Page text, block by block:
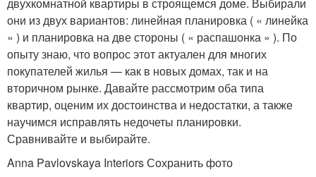
они из двух вариантов: линейная планировка ( « линейка
» ) и планировка на две стороны ( « распашонка » ). По
опыту знаю, что вопрос этот актуален для многих
покупателей жилья — как в новых домах, так и на
вторичном рынке. Давайте рассмотрим оба типа
квартир, оценим их достоинства и недостатки, а также
научимся исправлять недочеты планировки.
Сравнивайте и выбирайте.
Anna Pavlovskaya Interiors Сохранить фото